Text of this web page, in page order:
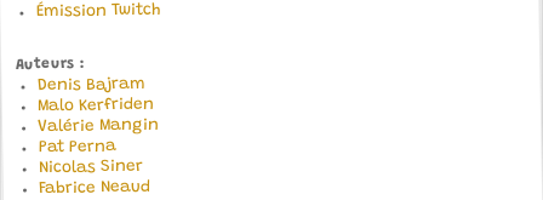
Émission Twitch
Auteurs
Denis Bajram
Malo Kerfriden
Valérie Mangin
Pat Perna
Nicolas Siner
Fabrice Neaud